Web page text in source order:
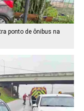
ponto de ônibus na